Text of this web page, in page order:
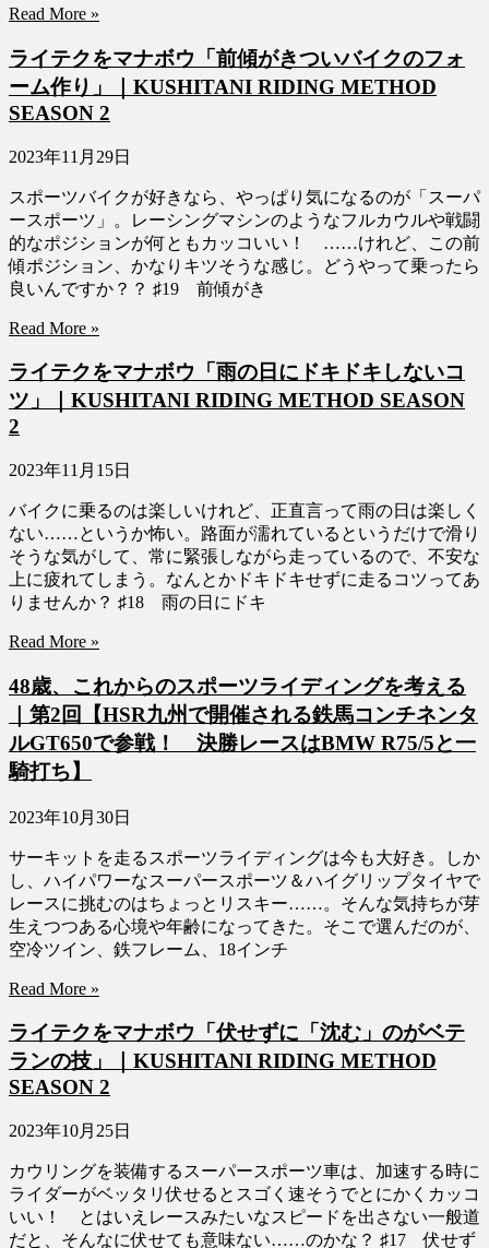
Read More »
ライテクをマナボウ「前傾がきついバイクのフォ
ーム作り」｜KUSHITANI RIDING METHOD
SEASON 2
2023年11月29日
スポーツバイクが好きなら、やっぱり気になるのが「スーパ
ースポーツ」。レーシングマシンのようなフルカウルや戦闘
的なポジションが何ともカッコいい！ ……けれど、この前
傾ポジション、かなりキツそうな感じ。どうやって乗ったら
良いんですか？？ ♯19 前傾がき
Read More »
ライテクをマナボウ「雨の日にドキドキしないコ
ツ」｜KUSHITANI RIDING METHOD SEASON
2
2023年11月15日
バイクに乗るのは楽しいけれど、正直言って雨の日は楽しく
ない……というか怖い。路面が濡れているというだけで滑り
そうな気がして、常に緊張しながら走っているので、不安な
上に疲れてしまう。なんとかドキドキせずに走るコツってあ
りませんか？ ♯18 雨の日にドキ
Read More »
48歳、これからのスポーツライディングを考える
｜第2回【HSR九州で開催される鉄馬コンチネンタ
ルGT650で参戦！ 決勝レースはBMW R75/5と一
騎打ち】
2023年10月30日
サーキットを走るスポーツライディングは今も大好き。しか
し、ハイパワーなスーパースポーツ＆ハイグリップタイヤで
レースに挑むのはちょっとリスキー……。そんな気持ちが芽
生えつつある心境や年齢になってきた。そこで選んだのが、
空冷ツイン、鉄フレーム、18インチ
Read More »
ライテクをマナボウ「伏せずに「沈む」のがベテ
ランの技」｜KUSHITANI RIDING METHOD
SEASON 2
2023年10月25日
カウリングを装備するスーパースポーツ車は、加速する時に
ライダーがベッタリ伏せるとスゴく速そうでとにかくカッコ
いい！ とはいえレースみたいなスピードを出さない一般道
だと、そんなに伏せても意味ない……のかな？ ♯17 伏せず